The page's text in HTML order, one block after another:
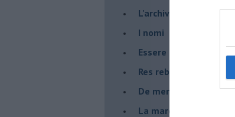
L'archivio
I nomi
Essere
Res rebus
De mente
La marcia